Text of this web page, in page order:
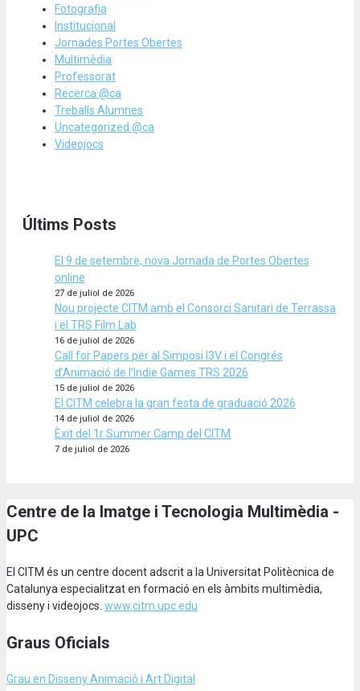
Fotografia
Institucional
Jornades Portes Obertes
Multimèdia
Professorat
Recerca @ca
Treballs Alumnes
Uncategorized @ca
Videojocs
Últims Posts
El 9 de setembre, nova Jornada de Portes Obertes
online
27 de juliol de 2026
Nou projecte CITM amb el Consorci Sanitari de Terrassa
i el TRS Film Lab
16 de juliol de 2026
Call for Papers per al Simposi I3V i el Congrés
d’Animació de l’Indie Games TRS 2026
15 de juliol de 2026
El CITM celebra la gran festa de graduació 2026
14 de juliol de 2026
Èxit del 1r Summer Camp del CITM
7 de juliol de 2026
Centre de la Imatge i Tecnologia Multimèdia -
UPC
El CITM és un centre docent adscrit a la Universitat Politècnica de
Catalunya especialitzat en formació en els àmbits multimèdia,
disseny i videojocs. www.citm.upc.edu
Graus Oficials
Grau en Disseny Animació i Art Digital